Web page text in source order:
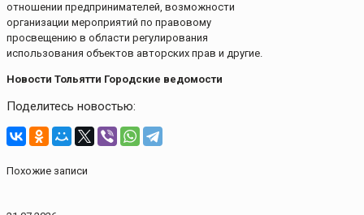
отношении предпринимателей, возможности
организации мероприятий по правовому
просвещению в области регулирования
использования объектов авторских прав и другие.
Новости Тольятти Городские ведомости
Поделитесь новостью:
Похожие записи